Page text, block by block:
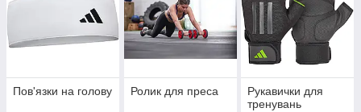
Пов'язки на голову Ролик для преса
Рукавички для
тренувань